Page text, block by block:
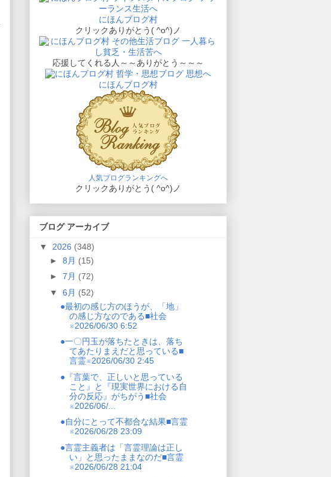
にほんブログ村
クリックありがとう( ^o^)ノ
応援してくれる人～～ありがとう～～～
にほんブログ村
人気ブログランキングへ
クリックありがとう( ^o^)ノ
ブログ アーカイブ
▼ 2026 (348)
► 8月 (15)
► 7月 (72)
▼ 6月 (52)
●最初の感じ方のほうが、「地」
の感じ方なのである■社会
※2026/06/30 6:52
●一〇円玉が落ちたときは、落ち
てあたりまえだと思っている■
言霊※2026/06/30 2:45
●『言葉で、正しいと思っている
こと』と『現実世界における自
分の反応』がちがう■社会
※2026/06/...
●自分にとって不都合な結果■言霊
※2026/06/28 23:09
●言霊主義者は「言霊理論は正し
い」と思ったままなのだ■言霊
※2026/06/28 21:04